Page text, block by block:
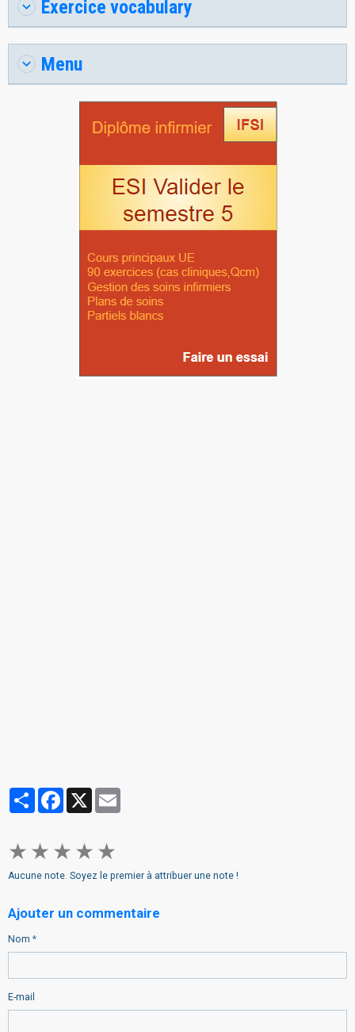
Exercice vocabulary
Menu
PartagerFacebook
★ ★ ★ ★ ★
Aucune note. Soyez le premier à attribuer une note !
Ajouter un commentaire
Nom
E-mail